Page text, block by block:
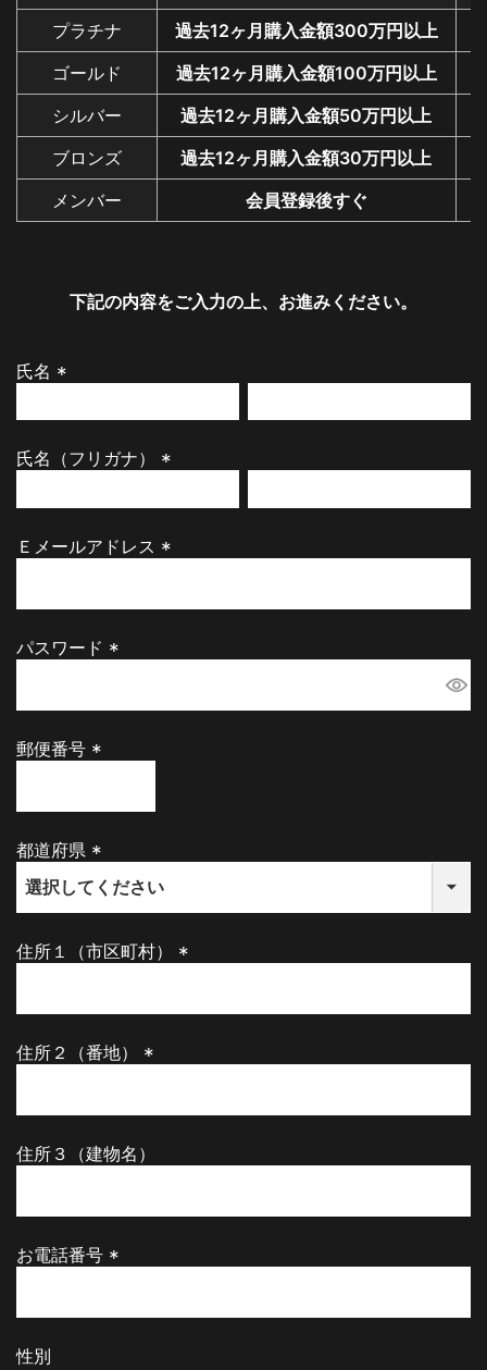
プラチナ
過去12ヶ月購入金額300万円以上
ゴールド
過去12ヶ月購入金額100万円以上
シルバー
過去12ヶ月購入金額50万円以上
ブロンズ
過去12ヶ月購入金額30万円以上
メンバー
会員登録後すぐ
下記の内容をご入力の上、お進みください。
氏名
必
須
)
氏名（フリガナ）
必
)
Ｅメールアドレス
パスワード
郵便番号
)
都道府県
(
必
)
住所１（市区町村）
住所２（番地）
)
住所３（建物名）
お電話番号
性別